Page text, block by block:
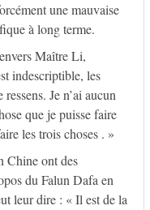
une mauvaise
à long terme.
Maître Li,
indescriptible, les
Je n’ai aucun
que je puisse faire
les trois choses . »
Chine ont des
du Falun Dafa en
leur dire : « Il est de la